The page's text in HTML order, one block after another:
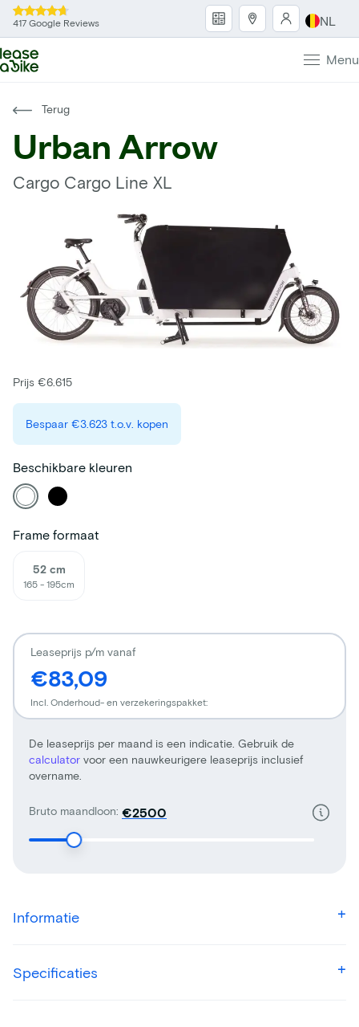
417 Google Reviews NL
Menu
Terug
Urban Arrow
Cargo Cargo Line XL
Prijs €6.615
Bespaar €3.623 t.o.v. kopen
Beschikbare kleuren
Frame formaat
52 cm
165 - 195cm
Bruto maandloon: €
De leaseprijs per maand is een indicatie. Gebruik de
calculator voor een nauwkeurigere leaseprijs inclusief
overname.
Leaseprijs p/m vanaf
€83,09
Incl. Onderhoud- en verzekeringspakket:
Informatie
Specificaties